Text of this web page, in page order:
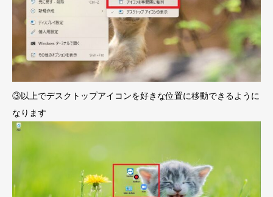
③以上でデスクトップアイコンを好きな位置に移動できるように
なります